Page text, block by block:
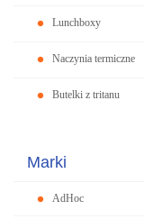
Lunchboxy
Naczynia termiczne
Butelki z tritanu
Marki
AdHoc